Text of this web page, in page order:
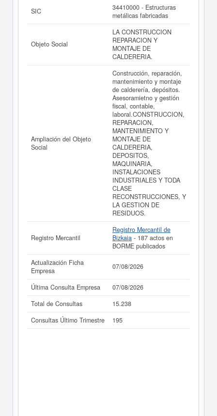
SIC
34410000 - Estructuras
metálicas fabricadas
Objeto Social
LA CONSTRUCCION
REPARACION Y
MONTAJE DE
CALDERERIA.
Ampliación del Objeto
Social
Construcción, reparación,
mantenimiento y montaje
de calderería, depósitos.
Asesoramietno y gestión
fiscal, contable,
laboral.CONSTRUCCION,
REPARACION,
MANTENIMIENTO Y
MONTAJE DE
CALDERERIA,
DEPOSITOS,
MAQUINARIA,
INSTALACIONES
INDUSTRIALES Y TODA
CLASE
RECONSTRUCCIONES, Y
LA GESTION DE
RESIDUOS.
Registro Mercantil
Registro Mercantil de
Bizkaia - 187 actos en
BORME publicados
Actualización Ficha
Empresa
07/08/2026
Última Consulta Empresa
07/08/2026
Total de Consultas
15.238
Consultas Último Trimestre
195